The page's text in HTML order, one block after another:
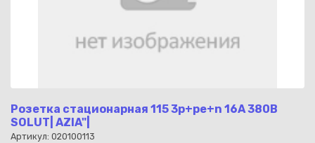
Розетка стационарная 115 3р+ре+n 16A 380В
SOLUT| AZIA"|
Артикул: 020100113